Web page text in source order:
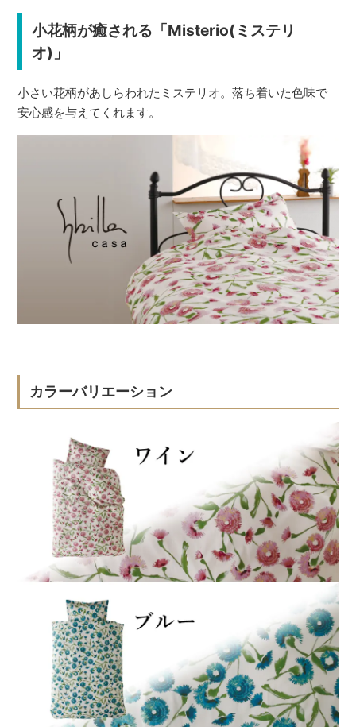
小花柄が癒される「Misterio(ミステリ
オ)」
小さい花柄があしらわれたミステリオ。落ち着いた色味で
安心感を与えてくれます。
カラーバリエーション